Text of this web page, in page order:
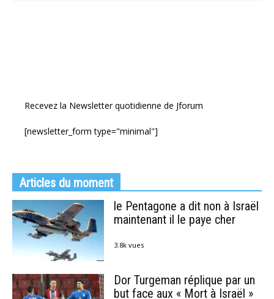
Recevez la Newsletter quotidienne de Jforum
[newsletter_form type="minimal"]
Articles du moment
le Pentagone a dit non à Israël
maintenant il le paye cher
3.8k vues
Dor Turgeman réplique par un
but face aux « Mort à Israël »